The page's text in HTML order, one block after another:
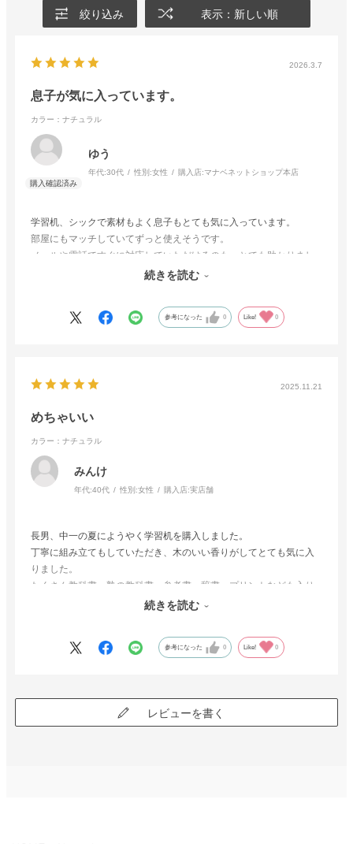
絞り込み 表示：新しい順
2026.3.7
息子が気に入っています。
カラー：ナチュラル
ゆう
年代:30代 性別:女性 購入店:マナベネットショップ本店
学習机、シックで素材もよく息子もとても気に入っています。
部屋にもマッチしていてずっと使えそうです。
メールや電話ですぐに対応していただけるのも、とても助かりまし
続きを読む
参考になった 0 Like! 0
2025.11.21
めちゃいい
カラー：ナチュラル
みんけ
年代:40代 性別:女性 購入店:実店舗
長男、中一の夏にようやく学習机を購入しました。
丁寧に組み立てもしていただき、木のいい香りがしてとても気に入
りました。
たくさん教科書、塾の教科書、参考書、辞書、プリントなども入り
続きを読む
参考になった 0 Like! 0
レビューを書く